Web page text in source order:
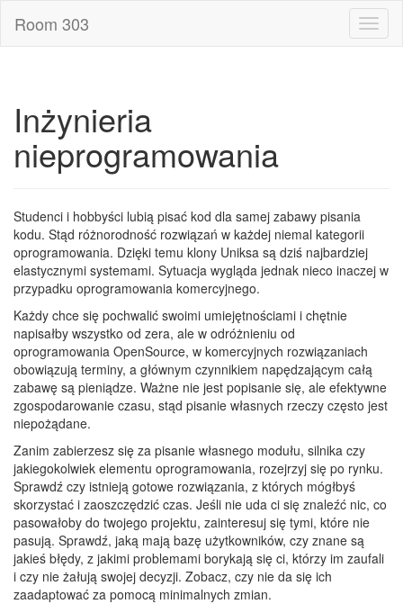
Room 303
Inżynieria
nieprogramowania
Studenci i hobbyści lubią pisać kod dla samej zabawy pisania
kodu. Stąd różnorodność rozwiązań w każdej niemal kategorii
oprogramowania. Dzięki temu klony Uniksa są dziś najbardziej
elastycznymi systemami. Sytuacja wygląda jednak nieco inaczej w
przypadku oprogramowania komercyjnego.
Każdy chce się pochwalić swoimi umiejętnościami i chętnie
napisałby wszystko od zera, ale w odróżnieniu od
oprogramowania OpenSource, w komercyjnych rozwiązaniach
obowiązują terminy, a głównym czynnikiem napędzającym całą
zabawę są pieniądze. Ważne nie jest popisanie się, ale efektywne
zgospodarowanie czasu, stąd pisanie własnych rzeczy często jest
niepożądane.
Zanim zabierzesz się za pisanie własnego modułu, silnika czy
jakiegokolwiek elementu oprogramowania, rozejrzyj się po rynku.
Sprawdź czy istnieją gotowe rozwiązania, z których mógłbyś
skorzystać i zaoszczędzić czas. Jeśli nie uda ci się znaleźć nic, co
pasowałoby do twojego projektu, zainteresuj się tymi, które nie
pasują. Sprawdź, jaką mają bazę użytkowników, czy znane są
jakieś błędy, z jakimi problemami borykają się ci, którzy im zaufali
i czy nie żałują swojej decyzji. Zobacz, czy nie da się ich
zaadaptować za pomocą minimalnych zmian.